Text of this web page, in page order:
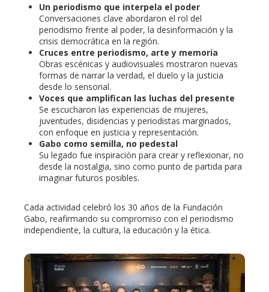
Un periodismo que interpela el poder
Conversaciones clave abordaron el rol del
periodismo frente al poder, la desinformación y la
crisis democrática en la región.
Cruces entre periodismo, arte y memoria
Obras escénicas y audiovisuales mostraron nuevas
formas de narrar la verdad, el duelo y la justicia
desde lo sensorial.
Voces que amplifican las luchas del presente
Se escucharon las experiencias de mujeres,
juventudes, disidencias y periodistas marginados,
con enfoque en justicia y representación.
Gabo como semilla, no pedestal
Su legado fue inspiración para crear y reflexionar, no
desde la nostalgia, sino como punto de partida para
imaginar futuros posibles.
Cada actividad celebró los 30 años de la Fundación
Gabo, reafirmando su compromiso con el periodismo
independiente, la cultura, la educación y la ética.